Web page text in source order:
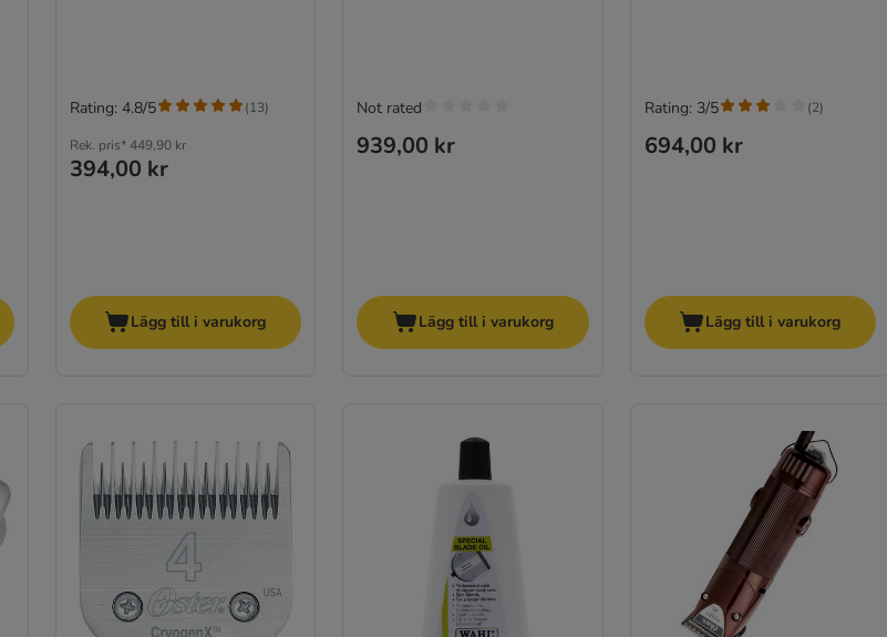
Rek. pris* 449,90 kr
394,00 kr
Rating: 4.8/5 (13)
Lägg till i varukorg
939,00 kr
Not rated
Lägg till i varukorg
694,00 kr
Rating: 3/5 (2)
Lägg till i varukorg